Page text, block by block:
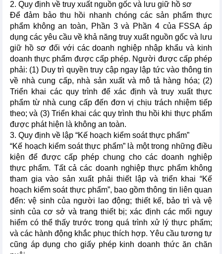
2. Quy định về truy xuất nguồn gốc và lưu giữ hồ sơ
Để đảm bảo thu hồi nhanh chóng các sản phẩm thực
phẩm không an toàn, Phần 3 và Phần 4 của FSSA áp
dụng các yêu cầu về khả năng truy xuất nguồn gốc và lưu
giữ hồ sơ đối với các doanh nghiệp nhập khẩu và kinh
doanh thực phẩm được cấp phép. Người được cấp phép
phải: (1) Duy trì quyền truy cập ngay lập tức vào thông tin
về nhà cung cấp, nhà sản xuất và mô tả hàng hóa; (2)
Triển khai các quy trình để xác định và truy xuất thực
phẩm từ nhà cung cấp đến đơn vị chịu trách nhiệm tiếp
theo; và (3) Triển khai các quy trình thu hồi khi thực phẩm
được phát hiện là không an toàn.
3. Quy định về lập “Kế hoạch kiểm soát thực phẩm”
“Kế hoạch kiểm soát thực phẩm” là một trong những điều
kiện để được cấp phép chung cho các doanh nghiệp
thực phẩm. Tất cả các doanh nghiệp thực phẩm không
tham gia vào sản xuất phải thiết lập và triển khai “Kế
hoạch kiểm soát thực phẩm”, bao gồm thông tin liên quan
đến: vệ sinh của người lao động; thiết kế, bảo trì và vệ
sinh của cơ sở và trang thiết bị; xác định các mối nguy
hiểm có thể thấy trước trong quá trình xử lý thực phẩm;
và các hành động khắc phục thích hợp. Yêu cầu tương tự
cũng áp dụng cho giấy phép kinh doanh thức ăn chăn